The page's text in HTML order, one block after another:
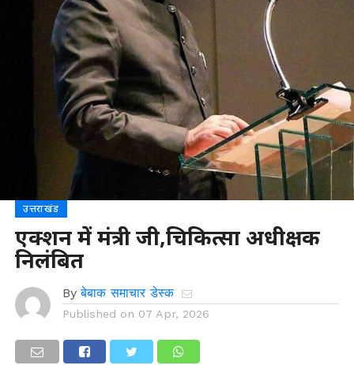
उत्तराखंड
एक्शन में मंत्री जी,चिकित्सा अधीक्षक
निलंबित
By बेबाक समाचार डेस्क
Published on 07 Apr, 2026